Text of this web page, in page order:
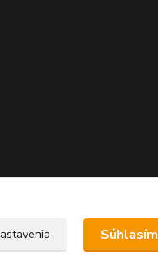
Súhlasím